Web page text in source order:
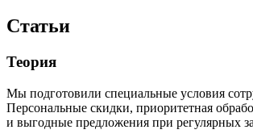
Статьи
Теория
Мы подготовили специальные условия
Персональные скидки, приоритетная
и выгодные предложения при регулярных